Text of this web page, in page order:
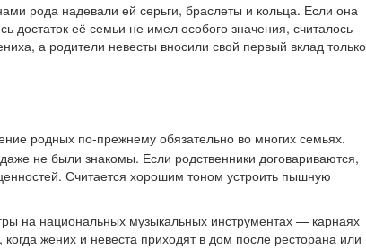
рода надевали ей серьги, браслеты и кольца. Если она
достаток её семьи не имел особого значения, считалось
а родители невесты вносили свой первый вклад только
родных по-прежнему обязательно во многих семьях.
не были знакомы. Если родственники договариваются,
Считается хорошим тоном устроить пышную
на национальных музыкальных инструментах — карнаях
жених и невеста приходят в дом после ресторана или